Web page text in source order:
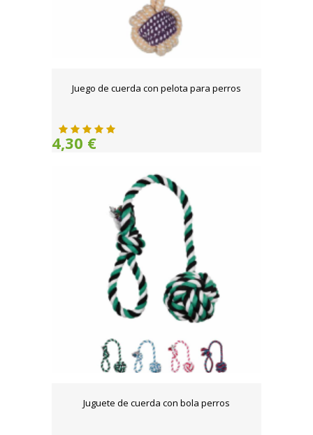
Juego de cuerda con pelota para perros
4,30 €
Juguete de cuerda con bola perros